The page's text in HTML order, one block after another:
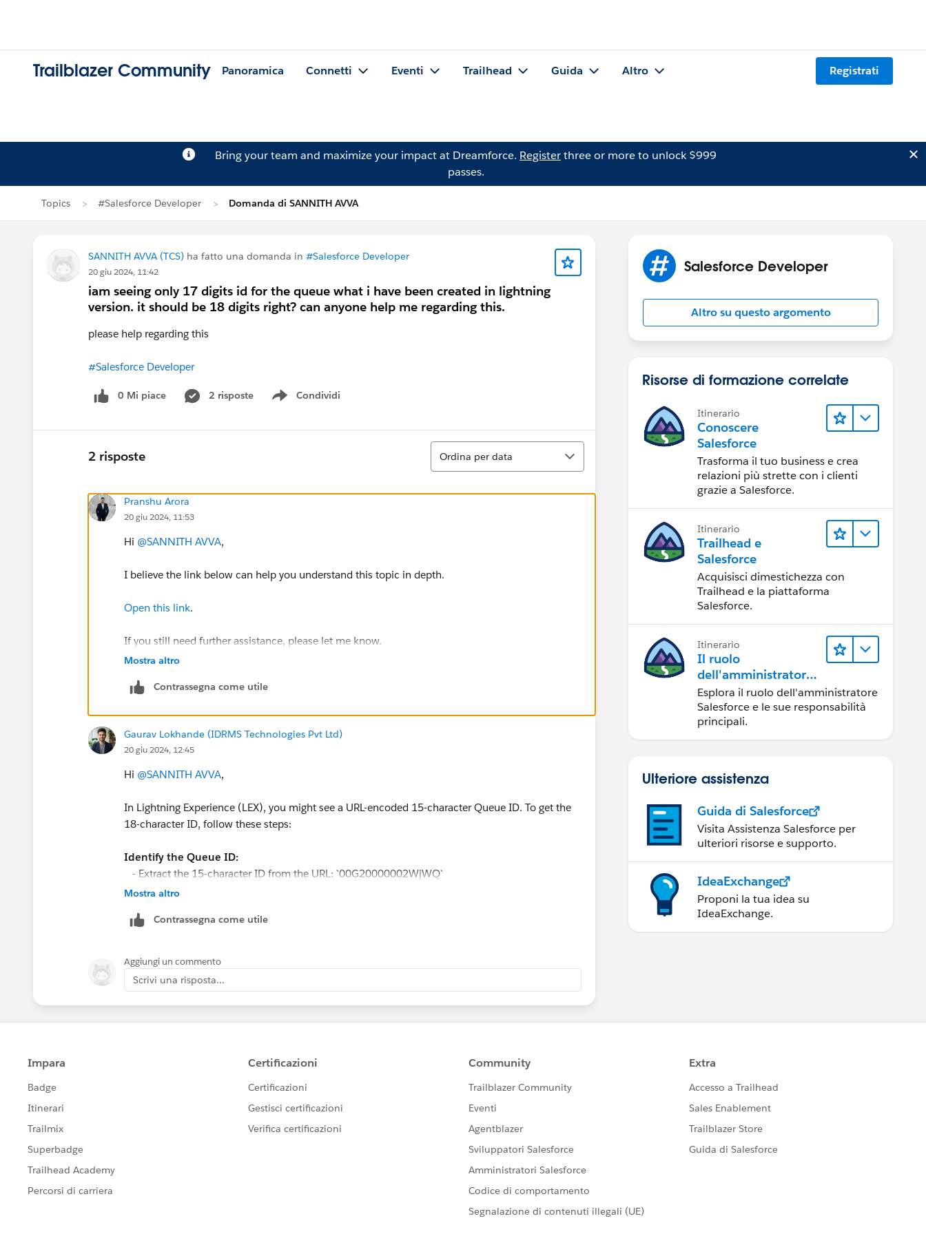
Trailblazer Community Panoramica Connetti Eventi Trailhead Guida Altro Registrati
Bring your team and maximize your impact at Dreamforce. Registerthree or more to unlock $999
passes.
Topics #Salesforce Developer Domanda di SANNITH AVVA
SANNITH AVVA (TCS) ha fatto una domanda in #Salesforce Developer
20 giu 2024, 11:42
iam seeing only 17 digits id for the queue what i have been created in lightning
version. it should be 18 digits right? can anyone help me regarding this.
please help regarding this
#Salesforce Developer
0 Mi piace 2 risposte Condividi
Show menu
2 risposte
Ordina
Ordina per data
Pranshu Arora
20 giu 2024, 11:53
Hi @SANNITH AVVA,
I believe the link below can help you understand this topic in depth.
Open this link.
If you still need further assistance, please let me know.
Mostra altro
Contrassegna come utile
Gaurav Lokhande (IDRMS Technologies Pvt Ltd)
20 giu 2024, 12:45
Hi @SANNITH AVVA,
In Lightning Experience (LEX), you might see a URL-encoded 15-character Queue ID. To get the
18-character ID, follow these steps:
Identify the Queue ID:
- Extract the 15-character ID from the URL: `00G20000002WjWQ`
- Go to `Setup -> Developer Console -> Query Editor`
     SELECT Id, Name FROM Group WHERE Type = 'Queue'
Mostra altro
Contrassegna come utile
Aggiungi un commento
Scrivi una risposta...
Salesforce Developer
Altro su questo argomento
Risorse di formazione correlate
Itinerario
Conoscere
Salesforce
Trasforma il tuo business e crea
relazioni più strette con i clienti
grazie a Salesforce.
Itinerario
Trailhead e
Salesforce
Acquisisci dimestichezza con
Trailhead e la piattaforma
Salesforce.
Itinerario
Il ruolo
dell'amministratore
Salesforce
Esplora il ruolo dell'amministratore
Salesforce e le sue responsabilità
principali.
Ulteriore assistenza
Guida di Salesforce
Visita Assistenza Salesforce per
ulteriori risorse e supporto.
IdeaExchange
Proponi la tua idea su
IdeaExchange.